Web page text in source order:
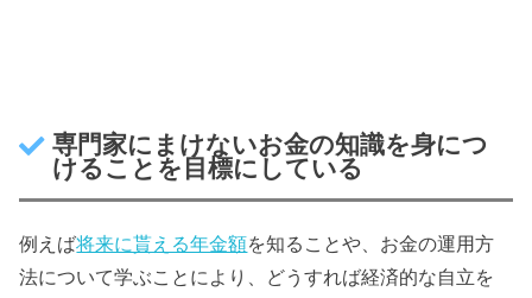
専門家にまけないお金の知識を身につ
けることを目標にしている
例えば将来に貰える年金額を知ることや、お金の運用方
法について学ぶことにより、どうすれば経済的な自立を